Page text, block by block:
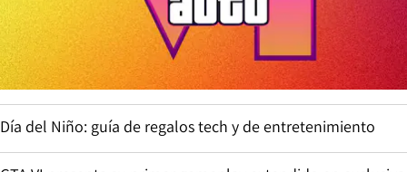
Día del Niño: guía de regalos tech y de entretenimiento